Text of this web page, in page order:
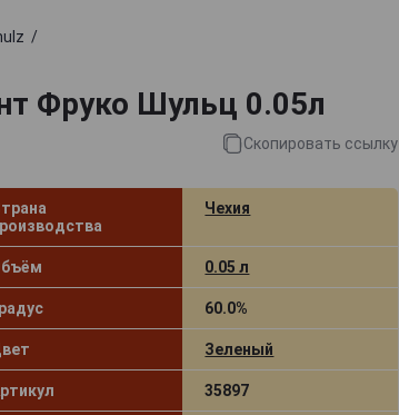
Фруко Шульц 0.05л
Скопировать ссылку
Чехия
0.05 л
60.0%
Зеленый
35897